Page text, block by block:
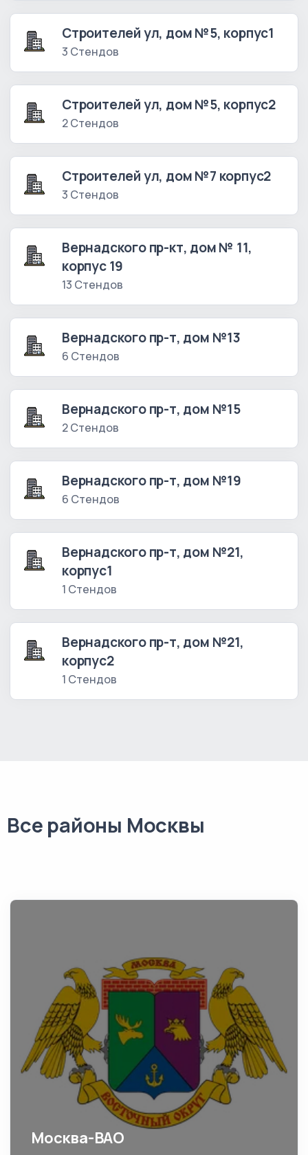
Строителей ул, дом №5, корпус1
3 Стендов
Строителей ул, дом №5, корпус2
2 Стендов
Строителей ул, дом №7 корпус2
3 Стендов
Вернадского пр-кт, дом № 11,
корпус 19
13 Стендов
Вернадского пр-т, дом №13
6 Стендов
Вернадского пр-т, дом №15
2 Стендов
Вернадского пр-т, дом №19
6 Стендов
Вернадского пр-т, дом №21,
корпус1
1 Стендов
Вернадского пр-т, дом №21,
корпус2
1 Стендов
Все районы Москвы
Москва-ВАО